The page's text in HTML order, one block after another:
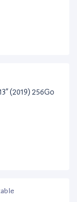
(2019) 256Go